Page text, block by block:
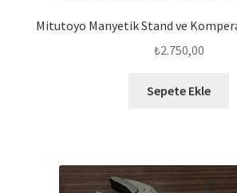
Mitutoyo Manyetik Stand ve
₺2.750,00
Sepete Ekle